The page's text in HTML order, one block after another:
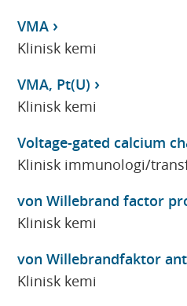
VMA
Klinisk kemi
VMA, Pt(U)
Klinisk kemi
Voltage-gated calcium
Klinisk immunologi/
von Willebrand factor
Klinisk kemi
von Willebrandfaktor
Klinisk kemi